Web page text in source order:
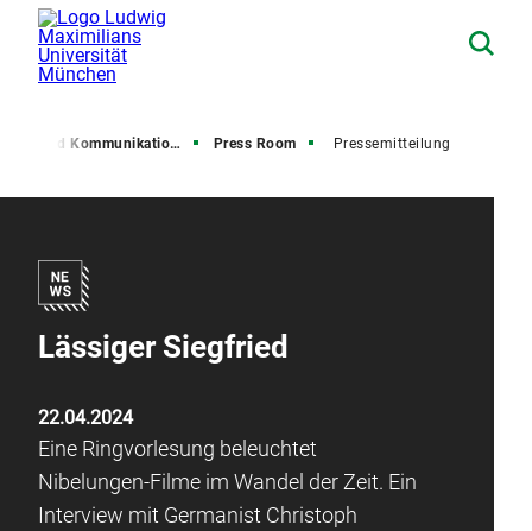
und Kommunikation (PuK) Press Room Pressemitteilung
Lässiger Siegfried
22.04.2024
Eine Ringvorlesung beleuchtet
Nibelungen-Filme im Wandel der Zeit. Ein
Interview mit Germanist Christoph